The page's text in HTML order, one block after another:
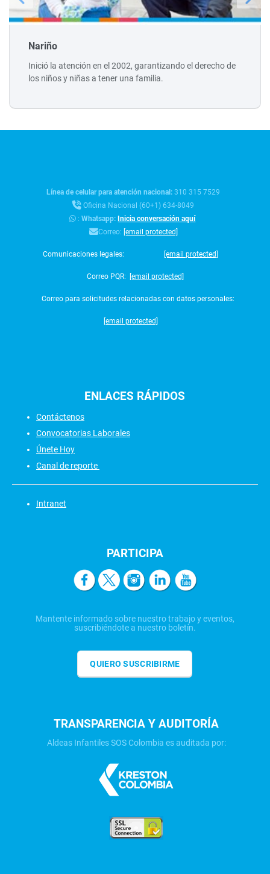
Nariño
Inició la atención en el 2002, garantizando el derecho de
los niños y niñas a tener una familia.
Línea de celular para atención nacional:310 315 7529
Oficina Nacional (60+1) 634-8049
:Whatsapp:Inicia conversación aquí
Correo: [email protected]
Comunicaciones legales: [email protected]
Correo PQR: [email protected]
Correo para solicitudes relacionadas con datos personales:
[email protected]
ENLACES RÁPIDOS
Contáctenos
Convocatorias Laborales
Únete Hoy
Canal de reporte
Intranet
PARTICIPA
Mantente informado sobre nuestro trabajo y eventos,
suscribiéndote a nuestro boletín.
QUIERO SUSCRIBIRME
TRANSPARENCIA Y AUDITORÍA
Aldeas Infantiles SOS Colombia es auditada por: